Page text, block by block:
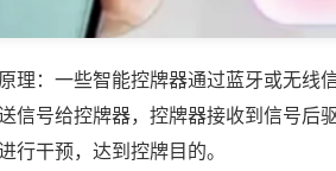
理：一些智能控牌器通过蓝牙或无线
信号给控牌器，控牌器接收到信号后
行干预，达到控牌目的。